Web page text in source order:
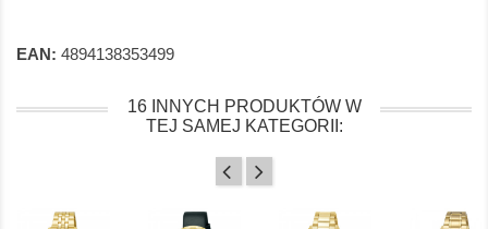
EAN: 4894138353499
16 INNYCH PRODUKTÓW W
TEJ SAMEJ KATEGORII: